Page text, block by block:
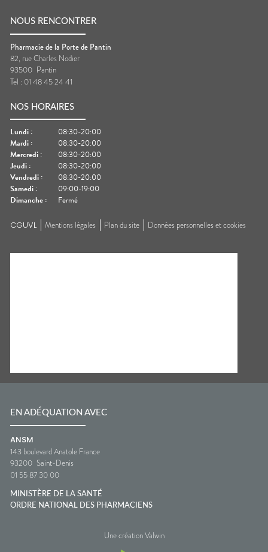
NOUS RENCONTRER
Pharmacie de la Porte de Pantin
82, rue Charles Nodier
93500 Pantin
Tel : 01 48 45 24 41
NOS HORAIRES
Lundi :
08:30-20:00
Mardi :
08:30-20:00
Mercredi :
08:30-20:00
Jeudi :
08:30-20:00
Vendredi :
08:30-20:00
Samedi :
09:00-19:00
Dimanche : Fermé
CGUVL Mentions légales Plan du site Données personnelles et cookies
EN ADÉQUATION AVEC
ANSM
143 boulevard Anatole France
93200 Saint-Denis
01 55 87 30 00
MINISTÈRE DE LA SANTÉ
ORDRE NATIONAL DES PHARMACIENS
Une création Valwin